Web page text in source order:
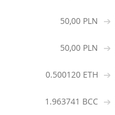
50,00 PLN
50,00 PLN
0.500120 ETH
1.963741 BCC